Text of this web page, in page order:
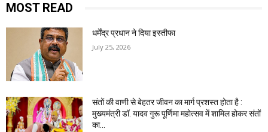
MOST READ
धर्मेंद्र प्रधान ने दिया इस्तीफा
July 25, 2026
संतों की वाणी से बेहतर जीवन का मार्ग प्रशस्त होता है :
मुख्यमंत्री डॉ. यादव गुरू पूर्णिमा महोत्सव में शामिल होकर संतों
का...